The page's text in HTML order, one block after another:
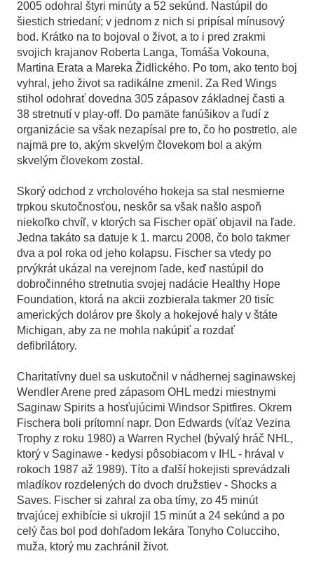
2005 odohral štyri minúty a 52 sekúnd. Nastúpil do
šiestich striedaní; v jednom z nich si pripísal mínusový
bod. Krátko na to bojoval o život, a to i pred zrakmi
svojich krajanov Roberta Langa, Tomáša Vokouna,
Martina Erata a Mareka Židlického. Po tom, ako tento boj
vyhral, jeho život sa radikálne zmenil. Za Red Wings
stihol odohrať dovedna 305 zápasov základnej časti a
38 stretnutí v play-off. Do pamäte fanúšikov a ľudí z
organizácie sa však nezapísal pre to, čo ho postretlo, ale
najmä pre to, akým skvelým človekom bol a akým
skvelým človekom zostal.
Skorý odchod z vrcholového hokeja sa stal nesmierne
trpkou skutočnosťou, neskôr sa však našlo aspoň
niekoľko chvíľ, v ktorých sa Fischer opäť objavil na ľade.
Jedna takáto sa datuje k 1. marcu 2008, čo bolo takmer
dva a pol roka od jeho kolapsu. Fischer sa vtedy po
prvýkrát ukázal na verejnom ľade, keď nastúpil do
dobročinného stretnutia svojej nadácie Healthy Hope
Foundation, ktorá na akcii zozbierala takmer 20 tisíc
amerických dolárov pre školy a hokejové haly v štáte
Michigan, aby za ne mohla nakúpiť a rozdať
defibrilátory.
Charitatívny duel sa uskutočnil v nádhernej saginawskej
Wendler Arene pred zápasom OHL medzi miestnymi
Saginaw Spirits a hosťujúcimi Windsor Spitfires. Okrem
Fischera boli prítomní napr. Don Edwards (víťaz Vezina
Trophy z roku 1980) a Warren Rychel (bývalý hráč NHL,
ktorý v Saginawe - kedysi pôsobiacom v IHL - hrával v
rokoch 1987 až 1989). Títo a ďalší hokejisti sprevádzali
mladíkov rozdelených do dvoch družstiev - Shocks a
Saves. Fischer si zahral za oba tímy, zo 45 minút
trvajúcej exhibície si ukrojil 15 minút a 24 sekúnd a po
celý čas bol pod dohľadom lekára Tonyho Colucciho,
muža, ktorý mu zachránil život.